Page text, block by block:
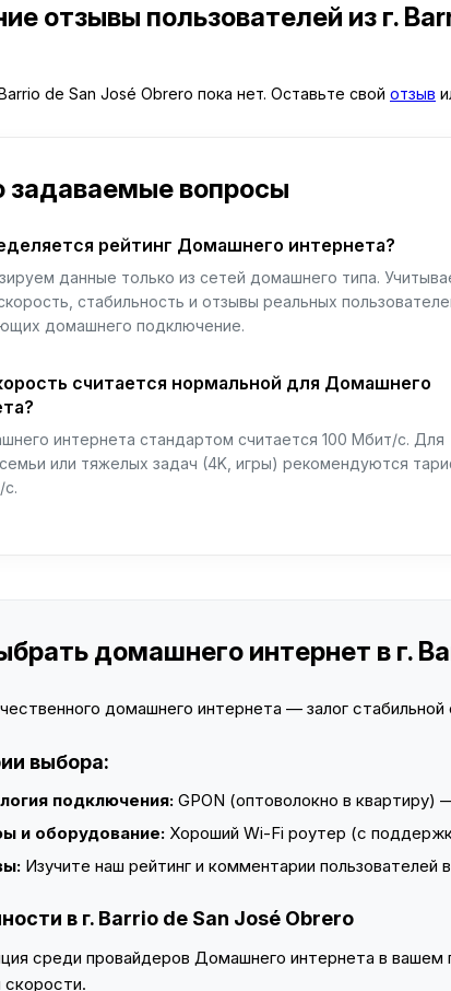
отзывы пользователей из г.
de San José Obrero пока нет. Оставьте свой отзыв
задаваемые вопросы
рейтинг Домашнего интернета?
данные только из сетей домашнего типа.
стабильность и отзывы реальных
домашнего подключение.
считается нормальной для Домашнего
интернета стандартом считается 100 Мбит/с. Для
или тяжелых задач (4K, игры) рекомендуются
домашнего интернет в г.
домашнего интернета — залог
выбора:
подключения: GPON (оптоволокно в
и оборудование: Хороший Wi-Fi роутер (с
Изучите наш рейтинг и комментарии пользователей
в г. Barrio de San José Obrero
среди провайдеров Домашнего интернета в вашем
скорости.